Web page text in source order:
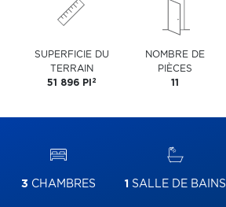
SUPERFICIE DU
TERRAIN
51 896 PI 2
NOMBRE DE
PIÈCES
11
3 CHAMBRES 1 SALLE DE BAINS